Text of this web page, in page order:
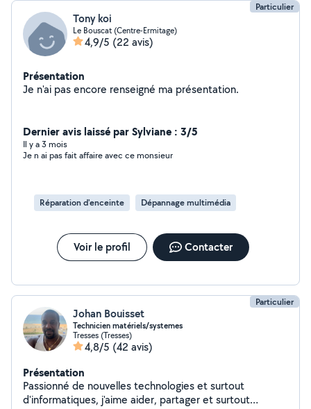
Particulier
Tony koi
Le Bouscat (Centre-Ermitage)
4,9/5 (22 avis)
Présentation
Je n'ai pas encore renseigné ma présentation.
Dernier avis laissé par Sylviane : 3/5
Il y a 3 mois
Je n ai pas fait affaire avec ce monsieur
Réparation d'enceinte Dépannage multimédia
Voir le profil Contacter
Particulier
Johan Bouisset
Technicien matériels/systemes
Tresses (Tresses)
4,8/5 (42 avis)
Présentation
Passionné de nouvelles technologies et surtout
d'informatiques, j'aime aider, partager et surtout